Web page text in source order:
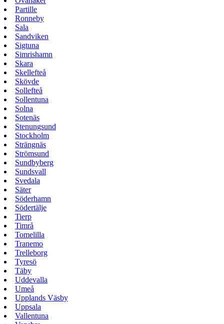
Partille
Ronneby
Sala
Sandviken
Sigtuna
Simrishamn
Skara
Skellefteå
Skövde
Sollefteå
Sollentuna
Solna
Sotenäs
Stenungsund
Stockholm
Strängnäs
Strömsund
Sundbyberg
Sundsvall
Svedala
Säter
Söderhamn
Södertälje
Tierp
Timrå
Tomelilla
Tranemo
Trelleborg
Tyresö
Täby
Uddevalla
Umeå
Upplands Väsby
Uppsala
Vallentuna